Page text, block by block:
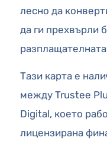
лесно да
да ги прехвърли
Тази карта е
между Trustee
Digital, което
лицензирана